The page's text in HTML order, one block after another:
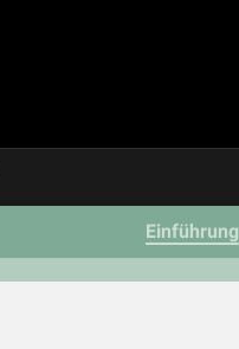
Einführung